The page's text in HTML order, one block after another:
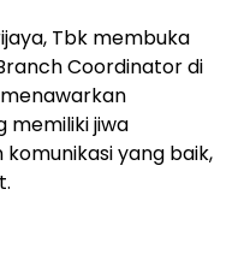
Tbk membuka
Coordinator di
menawarkan
memiliki jiwa
yang baik,